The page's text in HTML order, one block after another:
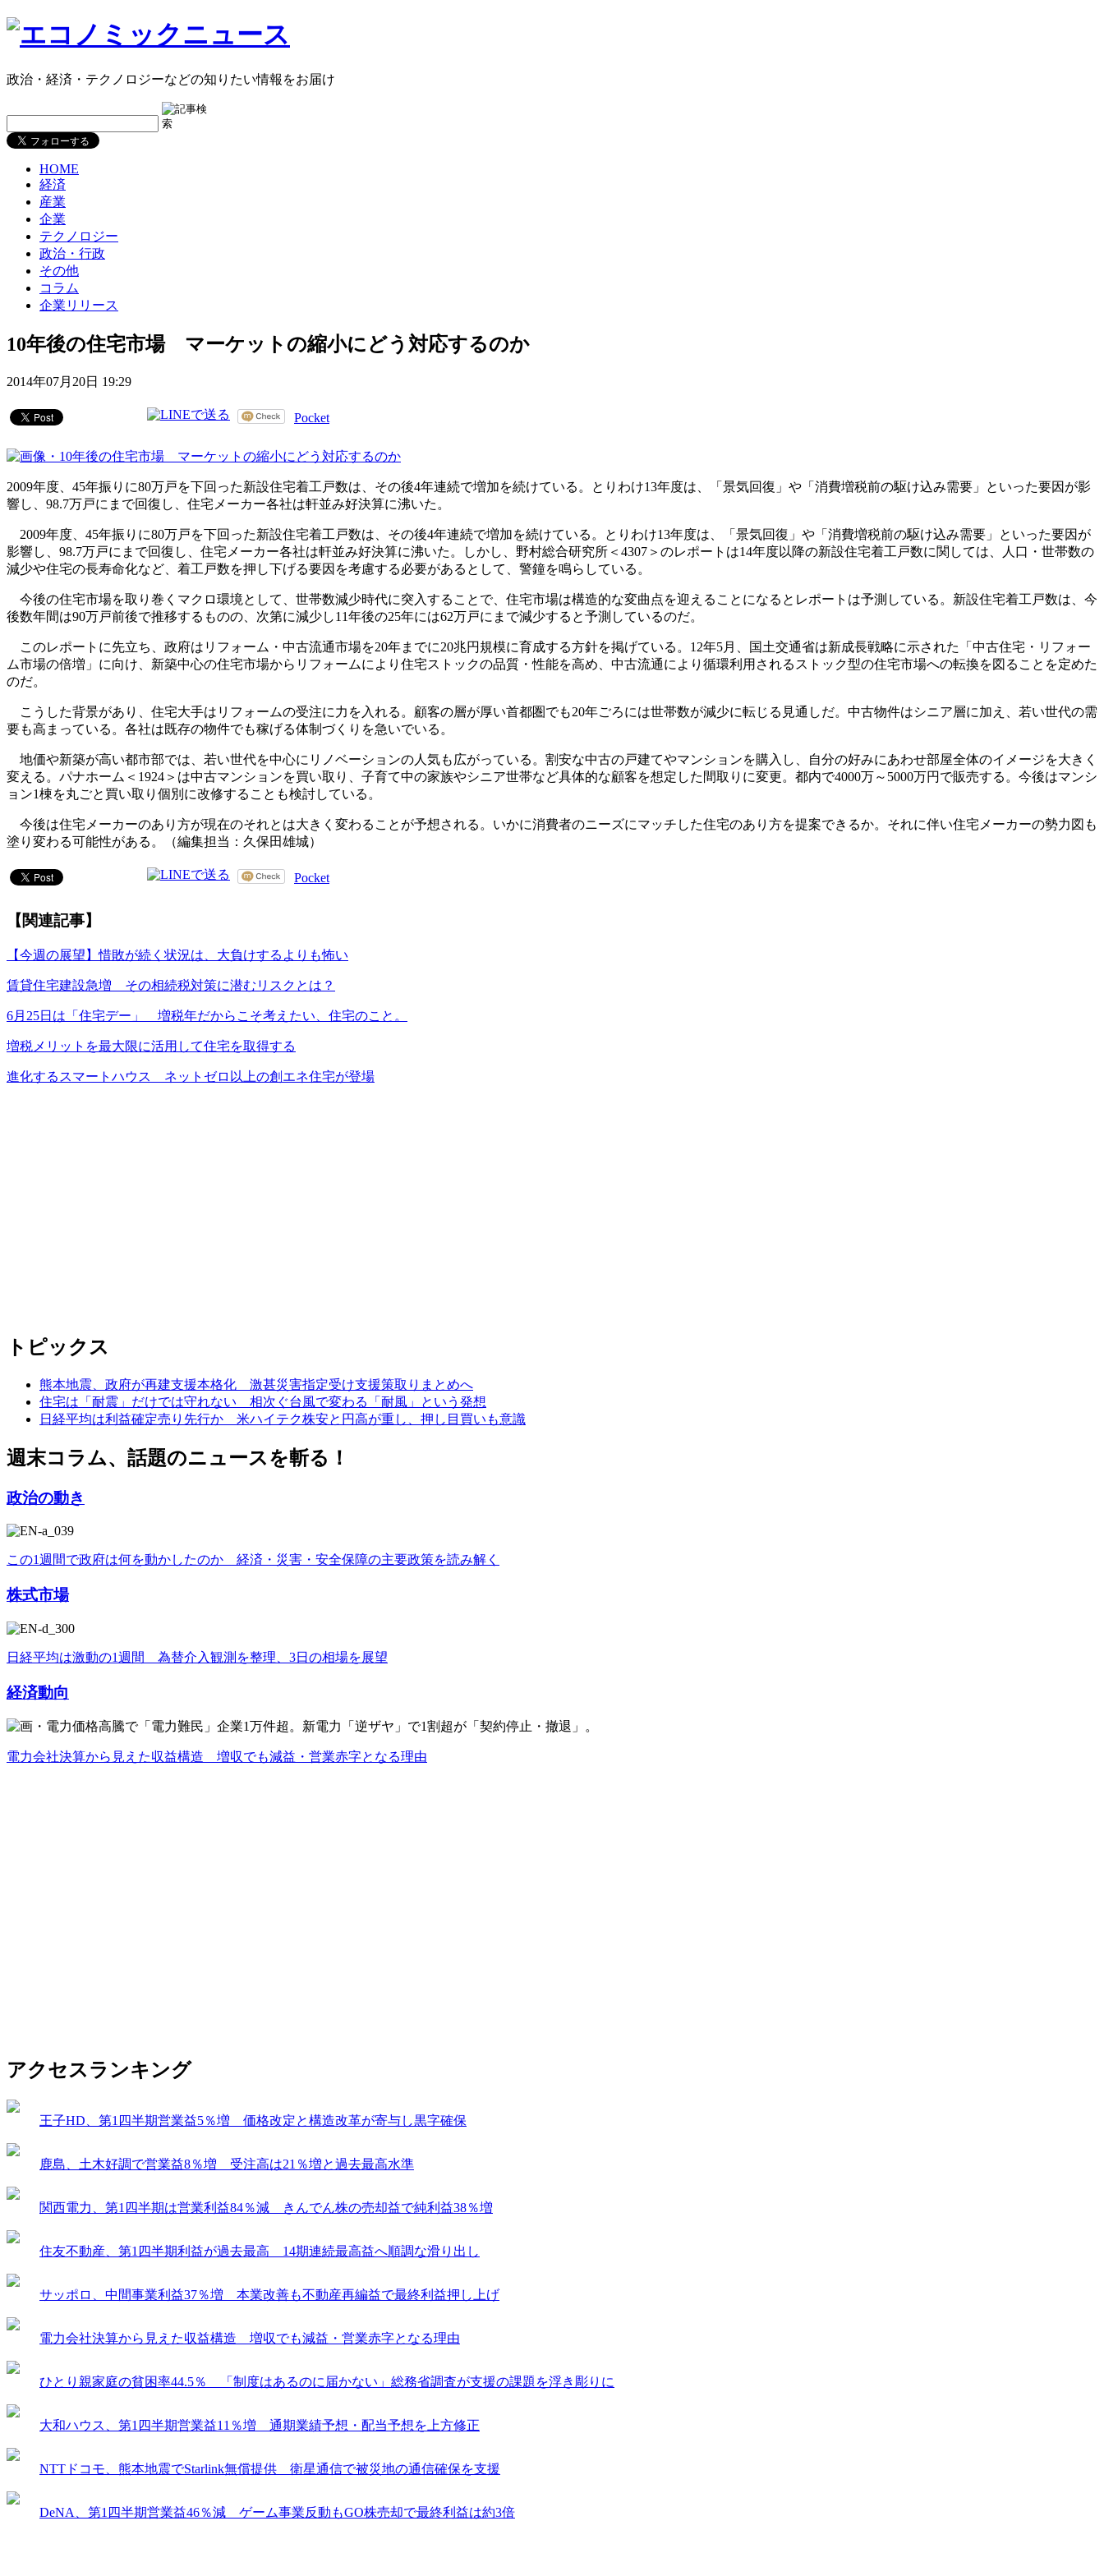
政治・経済・テクノロジーなどの知りたい情報をお届け
HOME
経済
産業
企業
テクノロジー
政治・行政
その他
コラム
企業リリース
10年後の住宅市場 マーケットの縮小にどう対応するのか
2014年07月20日 19:29
Pocket
2009年度、45年振りに80万戸を下回った新設住宅着工戸数は、その後4年連続で増加を続けている。とりわけ13年度は、「景気回復」や「消費増税前の駆け込み需要」といった要因が影
響し、98.7万戸にまで回復し、住宅メーカー各社は軒並み好決算に沸いた。
2009年度、45年振りに80万戸を下回った新設住宅着工戸数は、その後4年連続で増加を続けている。とりわけ13年度は、「景気回復」や「消費増税前の駆け込み需要」といった要因が
影響し、98.7万戸にまで回復し、住宅メーカー各社は軒並み好決算に沸いた。しかし、野村総合研究所＜4307＞のレポートは14年度以降の新設住宅着工戸数に関しては、人口・世帯数の
減少や住宅の長寿命化など、着工戸数を押し下げる要因を考慮する必要があるとして、警鐘を鳴らしている。
今後の住宅市場を取り巻くマクロ環境として、世帯数減少時代に突入することで、住宅市場は構造的な変曲点を迎えることになるとレポートは予測している。新設住宅着工戸数は、今
後数年間は90万戸前後で推移するものの、次第に減少し11年後の25年には62万戸にまで減少すると予測しているのだ。
このレポートに先立ち、政府はリフォーム・中古流通市場を20年までに20兆円規模に育成する方針を掲げている。12年5月、国土交通省は新成長戦略に示された「中古住宅・リフォー
ム市場の倍増」に向け、新築中心の住宅市場からリフォームにより住宅ストックの品質・性能を高め、中古流通により循環利用されるストック型の住宅市場への転換を図ることを定めた
のだ。
こうした背景があり、住宅大手はリフォームの受注に力を入れる。顧客の層が厚い首都圏でも20年ごろには世帯数が減少に転じる見通しだ。中古物件はシニア層に加え、若い世代の需
要も高まっている。各社は既存の物件でも稼げる体制づくりを急いでいる。
地価や新築が高い都市部では、若い世代を中心にリノベーションの人気も広がっている。割安な中古の戸建てやマンションを購入し、自分の好みにあわせ部屋全体のイメージを大きく
変える。パナホーム＜1924＞は中古マンションを買い取り、子育て中の家族やシニア世帯など具体的な顧客を想定した間取りに変更。都内で4000万～5000万円で販売する。今後はマンシ
ョン1棟を丸ごと買い取り個別に改修することも検討している。
今後は住宅メーカーのあり方が現在のそれとは大きく変わることが予想される。いかに消費者のニーズにマッチした住宅のあり方を提案できるか。それに伴い住宅メーカーの勢力図も
塗り変わる可能性がある。（編集担当：久保田雄城）
Pocket
【関連記事】
【今週の展望】惜敗が続く状況は、大負けするよりも怖い
賃貸住宅建設急増 その相続税対策に潜むリスクとは？
6月25日は「住宅デー」 増税年だからこそ考えたい、住宅のこと。
増税メリットを最大限に活用して住宅を取得する
進化するスマートハウス ネットゼロ以上の創エネ住宅が登場
トピックス
熊本地震、政府が再建支援本格化 激甚災害指定受け支援策取りまとめへ
住宅は「耐震」だけでは守れない 相次ぐ台風で変わる「耐風」という発想
日経平均は利益確定売り先行か 米ハイテク株安と円高が重し、押し目買いも意識
週末コラム、話題のニュースを斬る！
政治の動き
この1週間で政府は何を動かしたのか 経済・災害・安全保障の主要政策を読み解く
株式市場
日経平均は激動の1週間 為替介入観測を整理、3日の相場を展望
経済動向
電力会社決算から見えた収益構造 増収でも減益・営業赤字となる理由
アクセスランキング
王子HD、第1四半期営業益5％増 価格改定と構造改革が寄与し黒字確保
鹿島、土木好調で営業益8％増 受注高は21％増と過去最高水準
関西電力、第1四半期は営業利益84％減 きんでん株の売却益で純利益38％増
住友不動産、第1四半期利益が過去最高 14期連続最高益へ順調な滑り出し
サッポロ、中間事業利益37％増 本業改善も不動産再編益で最終利益押し上げ
電力会社決算から見えた収益構造 増収でも減益・営業赤字となる理由
ひとり親家庭の貧困率44.5％ 「制度はあるのに届かない」総務省調査が支援の課題を浮き彫りに
大和ハウス、第1四半期営業益11％増 通期業績予想・配当予想を上方修正
NTTドコモ、熊本地震でStarlink無償提供 衛星通信で被災地の通信確保を支援
DeNA、第1四半期営業益46％減 ゲーム事業反動もGO株売却で最終利益は約3倍